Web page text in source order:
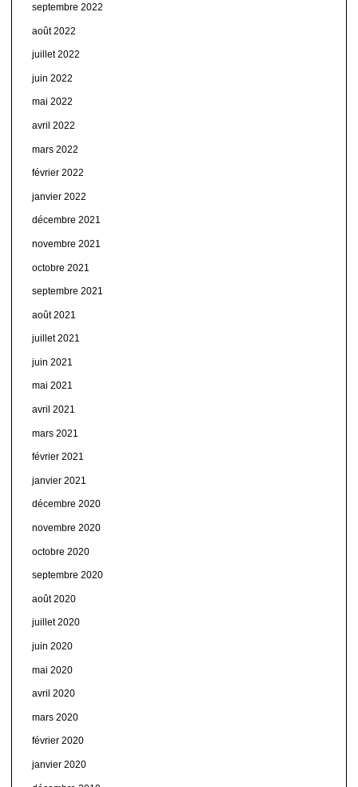
septembre 2022
août 2022
juillet 2022
juin 2022
mai 2022
avril 2022
mars 2022
février 2022
janvier 2022
décembre 2021
novembre 2021
octobre 2021
septembre 2021
août 2021
juillet 2021
juin 2021
mai 2021
avril 2021
mars 2021
février 2021
janvier 2021
décembre 2020
novembre 2020
octobre 2020
septembre 2020
août 2020
juillet 2020
juin 2020
mai 2020
avril 2020
mars 2020
février 2020
janvier 2020